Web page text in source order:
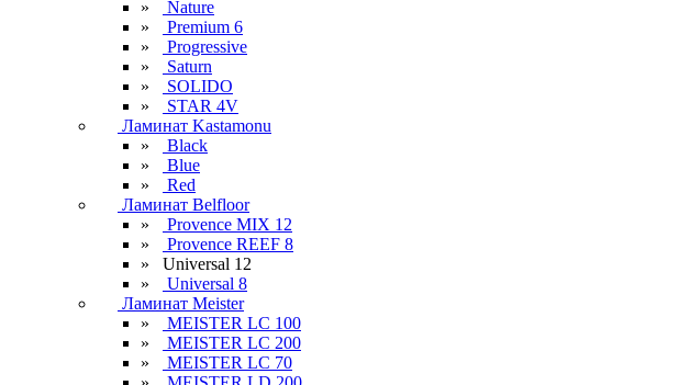
»
Nature
»
Premium 6
»
Progressive
»
Saturn
»
SOLIDO
»
STAR 4V
Ламинат Kastamonu
»
Black
»
Blue
»
Red
Ламинат Belfloor
»
Provence MIX 12
»
Provence REEF 8
» Universal 12
»
Universal 8
Ламинат Meister
»
MEISTER LC 100
»
MEISTER LC 200
»
MEISTER LC 70